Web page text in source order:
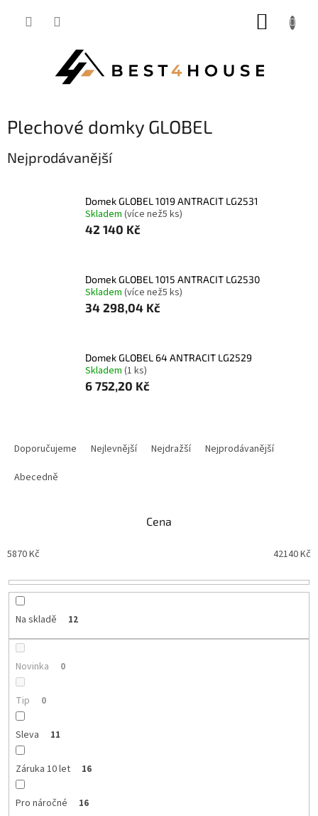
Plechové domky GLOBEL
Nejprodávanější
domek GLOBEL 1019 ANTRACIT LG2531
Skladem (více než5 ks)
42 140 Kč
domek GLOBEL 1015 ANTRACIT LG2530
Skladem (více než5 ks)
34 298,04 Kč
domek GLOBEL 64 ANTRACIT LG2529
Skladem (1 ks)
6 752,20 Kč
o
u
ů
Doporučujeme Nejlevnější Nejdražší
Nejprodávanější
Abecedně
Cena
5870Kč 42140Kč
Na skladě 12
Novinka 0
Tip 0
Sleva 11
Záruka 10 let 16
Pro náročné 16